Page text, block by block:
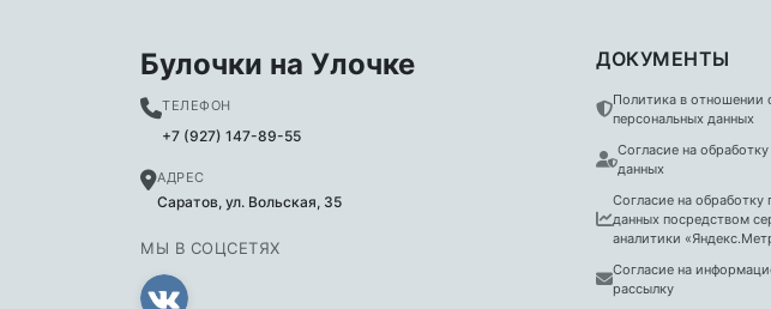
Булочки на Улочке
ТЕЛЕФОН
+7 (927) 147-89-55
АДРЕС
Саратов, ул. Вольская, 35
МЫ В СОЦСЕТЯХ
ДОКУМЕНТЫ
Политика в отношении
персональных данных
Согласие на
данных
Согласие на обработку
данных посредством
аналитики
Согласие на
рассылку